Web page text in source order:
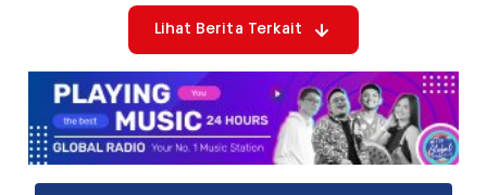
Lihat Berita Terkait